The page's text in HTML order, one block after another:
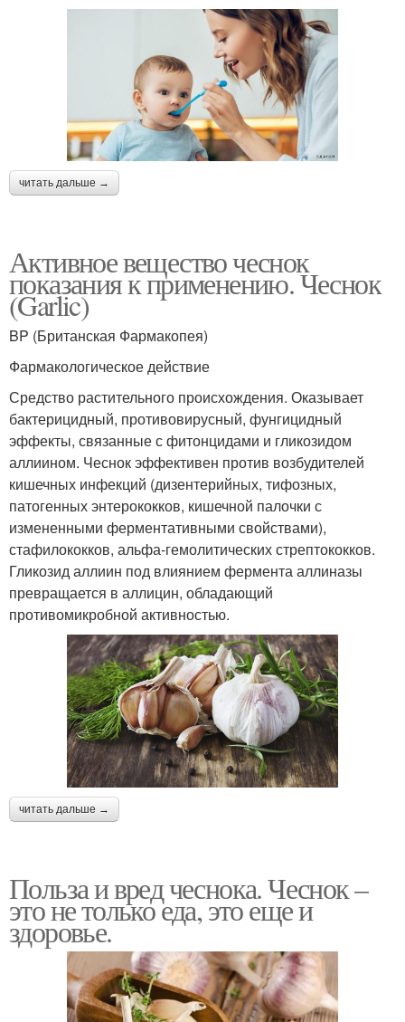
читать дальше →
Активное вещество чеснок
показания к применению. Чеснок
(Garlic)
BP (Британская Фармакопея)
Фармакологическое действие
Средство растительного происхождения. Оказывает
бактерицидный, противовирусный, фунгицидный
эффекты, связанные с фитонцидами и гликозидом
аллиином. Чеснок эффективен против возбудителей
кишечных инфекций (дизентерийных, тифозных,
патогенных энтерококков, кишечной палочки с
измененными ферментативными свойствами),
стафилококков, альфа-гемолитических стрептококков.
Гликозид аллиин под влиянием фермента аллиназы
превращается в аллицин, обладающий
противомикробной активностью.
читать дальше →
Польза и вред чеснока. Чеснок –
это не только еда, это еще и
здоровье.